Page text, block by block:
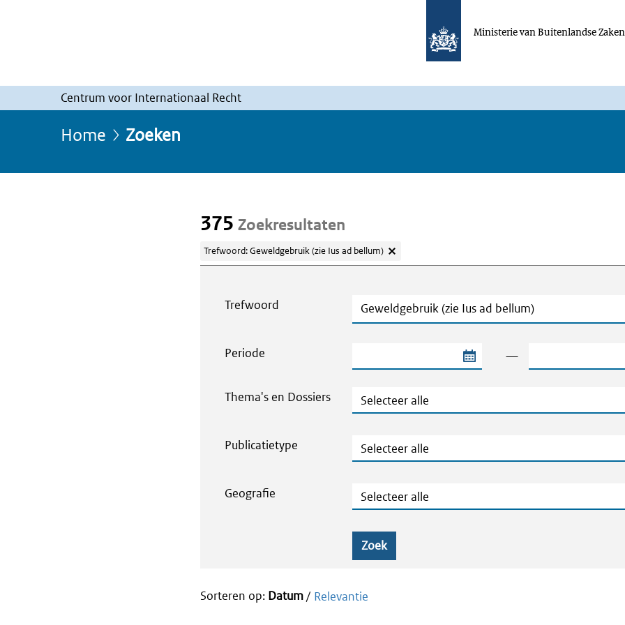
Ministerie van Buitenlandse Zaken
Centrum voor Internationaal Recht
Home Zoeken
375 Zoekresultaten
Trefwoord: Geweldgebruik (zie Ius ad bellum)
Trefwoord Trefwoord
Periode Begindatum van de periode — Einddatum van de
Thema's en Dossiers Thema's en Dossiers
Publicatietype Publicatietype
Geografie Geografie
Zoek
Sorteren op: Datum/ Relevantie